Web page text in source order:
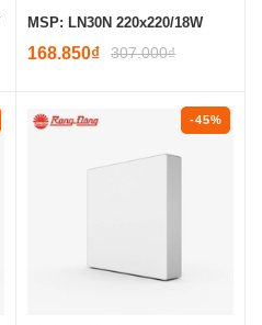
MSP: LN30N 220x220/18W
168.850₫ 307.000₫
-45%